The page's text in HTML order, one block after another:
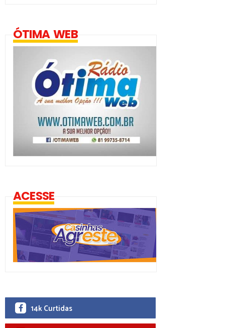
ÓTIMA WEB
ACESSE
14k Curtidas